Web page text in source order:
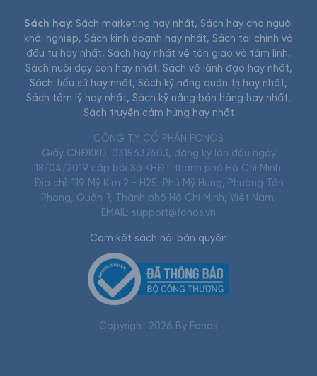
Sách hay: Sách marketing hay nhất, Sách hay cho người
khởi nghiệp, Sách kinh doanh hay nhất, Sách tài chính và
đầu tư hay nhất, Sách hay nhất về tôn giáo và tâm linh,
Sách nuôi dạy con hay nhất, Sách về lãnh đạo hay nhất,
Sách tiểu sử hay nhất, Sách kỹ năng quản trị hay nhất,
Sách tâm lý hay nhất, Sách kỹ năng bán hàng hay nhất,
Sách truyền cảm hứng hay nhất
CÔNG TY CỔ PHẦN FONOS
Giấy CNĐKKD: 0315637603, đăng ký lần đầu ngày
18/04/2019 cấp bởi Sở KHĐT thành phố Hồ Chí Minh.
Địa chỉ: 119 Mỹ Kim 2 - H25, Phú Mỹ Hưng, Phường Tân
Phong, Quận 7, Thành phố Hồ Chí Minh, Việt Nam.
EMAIL: support@fonos.vn
Cam kết sách nói bản quyền
Copyright 2026 By Fonos